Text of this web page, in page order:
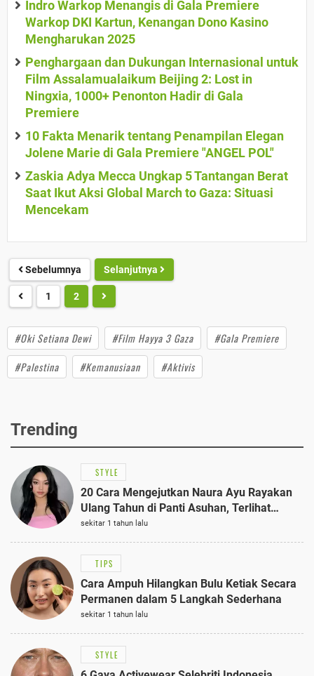
Indro Warkop Menangis di Gala Premiere
Warkop DKI Kartun, Kenangan Dono Kasino
Mengharukan 2025
Penghargaan dan Dukungan Internasional untuk
Film Assalamualaikum Beijing 2: Lost in
Ningxia, 1000+ Penonton Hadir di Gala
Premiere
10 Fakta Menarik tentang Penampilan Elegan
Jolene Marie di Gala Premiere "ANGEL POL"
Zaskia Adya Mecca Ungkap 5 Tantangan Berat
Saat Ikut Aksi Global March to Gaza: Situasi
Mencekam
Sebelumnya Selanjutnya
1 2
#Oki Setiana Dewi #Film Hayya 3 Gaza
#Gala Premiere
#Palestina
#Kemanusiaan #Aktivis
Trending
STYLE
20 Cara Mengejutkan Naura Ayu Rayakan
Ulang Tahun di Panti Asuhan, Terlihat
Anggun dengan Kaftan Cokelat
sekitar 1 tahun lalu
TIPS
Cara Ampuh Hilangkan Bulu Ketiak Secara
Permanen dalam 5 Langkah Sederhana
sekitar 1 tahun lalu
STYLE